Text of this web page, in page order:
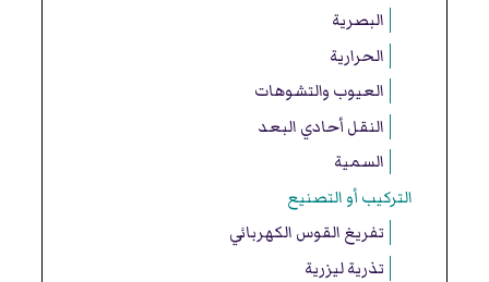
البصرية
الحرارية
العيوب والتشوهات
النقل أحادي البعد
السمية
التركيب أو التصنيع
تفريغ القوس الكهربائي
تذرية ليزرية